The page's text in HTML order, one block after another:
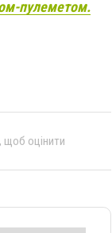
пулеметом.
, щоб оцінити